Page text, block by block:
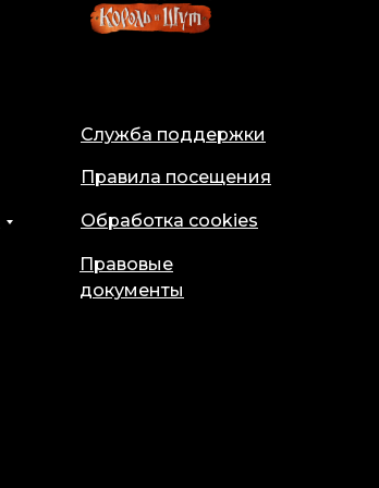
Правовые
документы
Служба поддержки
Правила посещения
Обработка cookies